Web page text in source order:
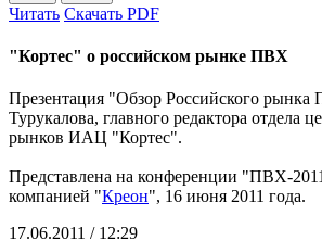
Читать Скачать PDF
"Кортес" о российском рынке ПВХ
Презентация "Обзор Российского
Турукалова, главного редактора отдела
рынков ИАЦ "Кортес".
Представлена на конференции "ПВХ-
компанией "Креон", 16 июня 2011 года.
17.06.2011 / 12:29